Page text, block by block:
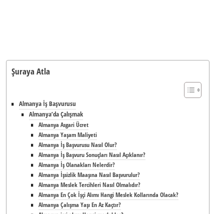
Şuraya Atla
Almanya İş Başvurusu
Almanya’da Çalışmak
Almanya Asgari Ücret
Almanya Yaşam Maliyeti
Almanya İş Başvurusu Nasıl Olur?
Almanya İş Başvuru Sonuçları Nasıl Açıklanır?
Almanya İş Olanakları Nelerdir?
Almanya İşsizlik Maaşına Nasıl Başvurulur?
Almanya Meslek Tercihleri Nasıl Olmalıdır?
Almanya En Çok İşçi Alımı Hangi Meslek Kollarında Olacak?
Almanya Çalışma Yaşı En Az Kaçtır?